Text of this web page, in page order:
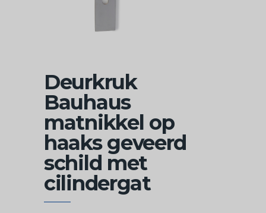
Deurkruk
Bauhaus
matnikkel op
haaks geveerd
schild met
cilindergat